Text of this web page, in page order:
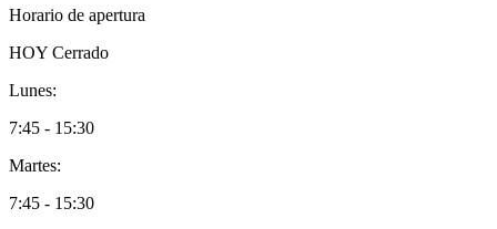
Horario de apertura
HOY Cerrado
Lunes:
7:45 - 15:30
Martes:
7:45 - 15:30